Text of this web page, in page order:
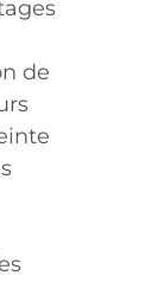
de